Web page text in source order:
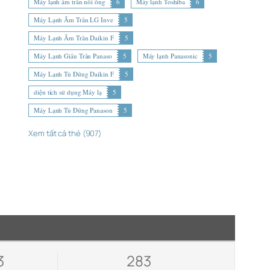
Máy Lạnh Âm Trần LG Inve
5
Máy Lạnh Âm Trần Daikin F
5
Máy Lạnh Giấu Trần Panaso
5 Máy lạnh Panasonic
5
Máy Lạnh Tủ Đứng Daikin F
5
diện tích sử dụng Máy lạ
5
Máy Lạnh Tủ Đứng Panason
5
Xem tất cả thẻ (907)
283